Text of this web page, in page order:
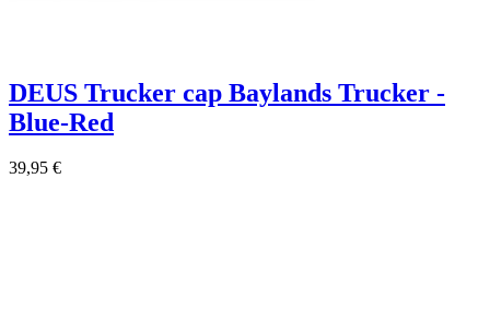
DEUS Trucker cap Baylands Trucker -
Blue-Red
39,95 €